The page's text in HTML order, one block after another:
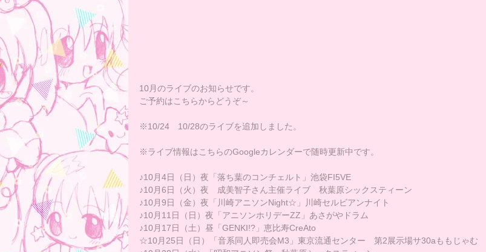
10月のライブのお知らせです。
ご予約はこちらからどうぞ～
​※10/24　10/28のライブを追加しました。
※ライブ情報はこちらのGoogleカレンダーで随時更新中です。
♪10月4日（日）夜「落ち葉のコンチェルト」池袋FI5VE
♪10月6日（火）夜　成美智子さん主催ライブ　秋葉原シックスティーン
♪10月9日（金）夜「川崎アニソンNight☆」川崎セルビアンナイト
♪10月11日（日）夜「アニソンホリデーZZ」あさがやドラム
♪10月17日（土）昼「GENKI!?」恵比寿CreAto
☆10月25日（日）「音系同人即売会M3」東京流通センター　第2展示場サ30aももじゃむ